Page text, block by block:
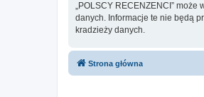
„POLSCY RECENZENCI”
danych. Informacje te nie będą
kradzieży danych.
Strona główna